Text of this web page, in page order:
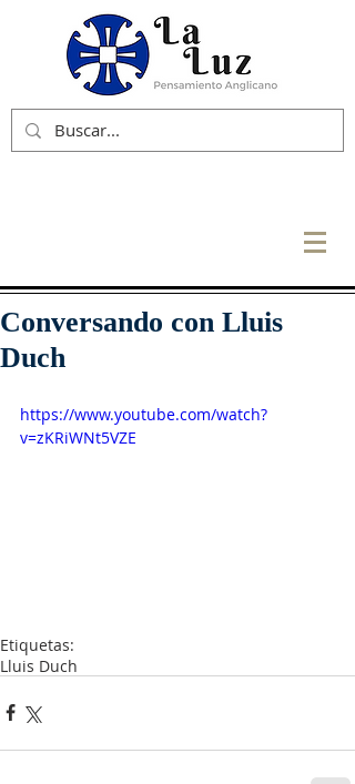
Conversando con Lluis
Duch
https://www.youtube.com/watch?
v=zKRiWNt5VZE
Etiquetas:
Lluis Duch